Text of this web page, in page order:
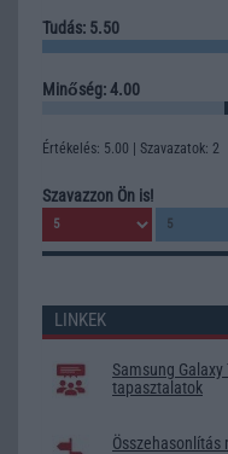
Tudás: 5.50
Minőség: 4.00
Értékelés: 5.00 | Szavazatok: 2
Szavazzon Ön is!
LINKEK
Samsung
tapasztalatok
Összehasonlítás